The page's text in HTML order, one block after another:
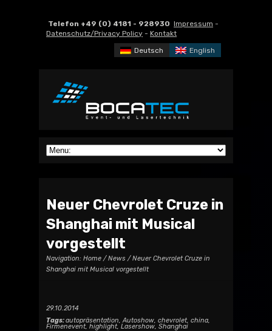
Telefon +49 (0) 4181 - 928930 Impressum -
Datenschutz/Privacy Policy - Kontakt
Deutsch
English
Neuer Chevrolet Cruze in
Shanghai mit Musical
vorgestellt
Navigation: Home /News / Neuer Chevrolet Cruze in
Shanghai mit Musical vorgestellt
29.10.2014
Tags:autopräsentation,Autoshow, chevrolet, china,
Firmenevent, highlight, Lasershow, Shanghai